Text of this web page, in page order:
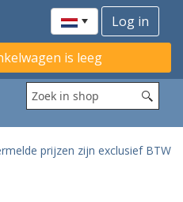
is leeg
prijzen zijn exclusief BTW